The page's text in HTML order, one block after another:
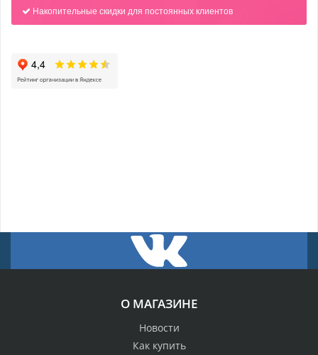
Накопительные скидки для постоянных клиентов
О МАГАЗИНЕ
Новости
Как купить